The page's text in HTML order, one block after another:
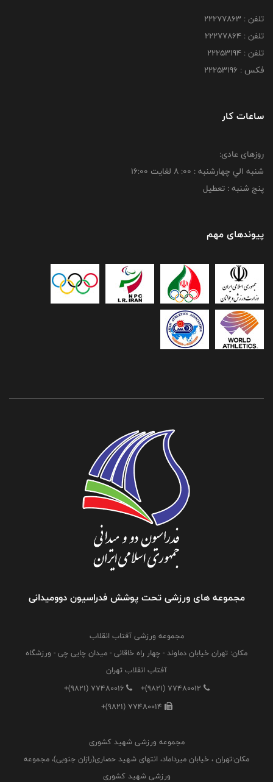
تلفن : 22277863
تلفن : 22277864
تلفن : 22253194
فکس : 22253196
ساعات کار
روزهای عادی:
شنبه الي چهارشنبه : 00: 8 لغايت 16:00
پنج شنبه : تعطیل
پیوندهای مهم
مجموعه های ورزشی تحت پوشش فدراسیون دوومیدانی
مجموعه ورزشی آفتاب انقلاب
مکان: تهران خیابان دماوند - چهار راه خاقانی - میدان چایی چی - ورزشگاه
آفتاب انقلاب تهران
+(9821) 77480012
+(9821) 77480016
+(9821) 77480014
مجموعه ورزشی شهید کشوری
مکان:تهران ، خیابان میرداماد، انتهای شهید حصاری(رازان جنوبی)، مجموعه
ورزشی شهید کشوری